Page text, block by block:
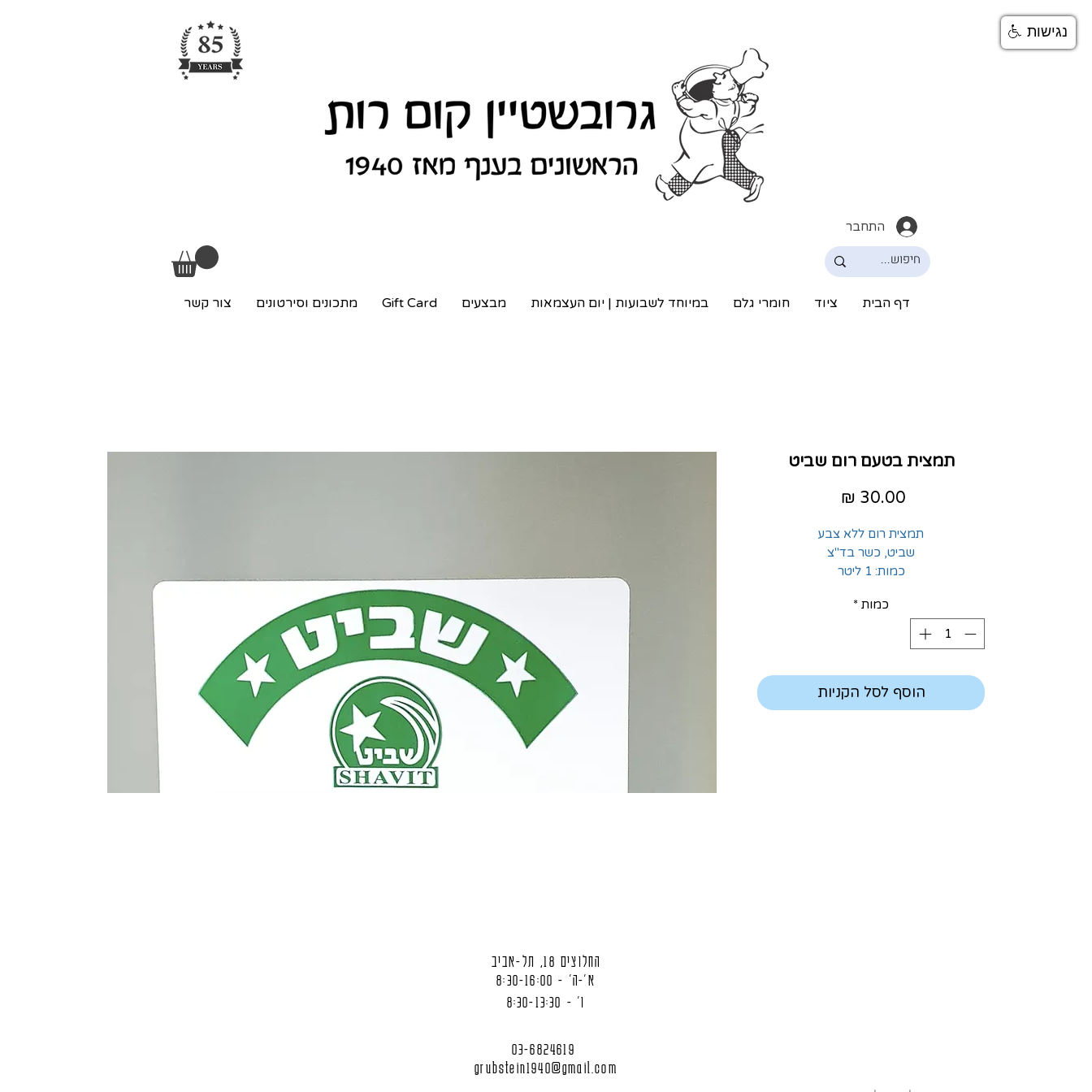
התחבר
דף הבית ציוד חומרי גלם במיוחד לשבועות | יום העצמאות מבצעים Gift Card מתכונים וסירטונים צור קשר
תמצית בטעם רום שביט
תמצית רום ללא צבע
שביט, כשר בד"צ
כמות: 1 ליטר
כמות *
הוסף לסל הקניות
החלוצים 18, תל-אביב
א'-ה' - 8:30-16:00
ו' - 8:30-13:30
03-6824619
grubstein1940@gmail.com
נגישות